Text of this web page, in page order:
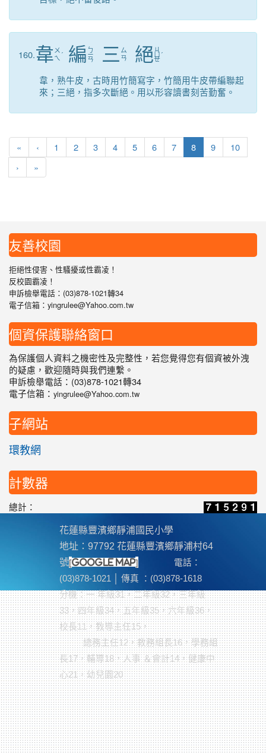
160.韋 ㄨ
ㄟ ˊ 編 ㄅ
ㄧ
ㄢ 三 ㄙ
ㄢ
絕 ㄐ
ㄩ
ㄝ
ˊ
韋，熟牛皮，古時用竹簡寫字，竹簡用牛皮帶編聯起
來；三絕，指多次斷絕。用以形容讀書刻苦勤奮。
« 第一頁
‹ 上一頁
1 2 3 4 5 6 7 8(目前頁次)
9
10
› 下一頁
»
友善校園
拒絕性侵害、性騷擾或性霸凌！
反校園霸凌！
申訴檢舉電話：(03)878-1021轉34
電子信箱：yingrulee@Yahoo.com.tw
個資保護聯絡窗口
為保護個人資料之機密性及完整性，若您覺得您有個資被外洩
的疑慮，歡迎隨時與我們連繫。
申訴檢舉電話：(03)878-1021轉34
電子信箱： yingrulee@Yahoo.com.tw
子網站
環教網
計數器
總計：
花蓮縣豐濱鄉靜浦國民小學
地址：97792 花蓮縣豐濱鄉靜浦村64
號[google map]
電話：
(03)878-1021 │ 傳真 ：(03)878-1618
分機：一 年級31，二年級32，三年級
33，四年級34，五年級35，六年級36，
校長11，教導主任15，
總務主任12，教務組長16，學務組
長17，輔導18，人事 ＆會計14，健康中
心21，幼兒園20